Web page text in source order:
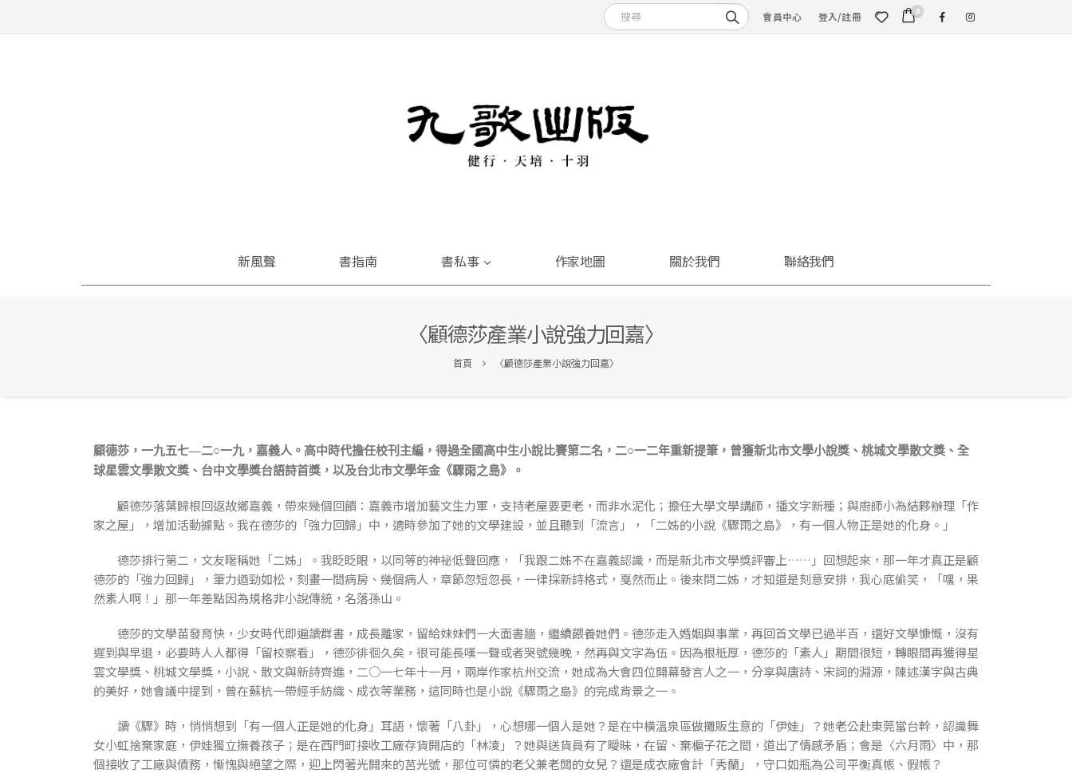
會員中心 登入/註冊 0
新風聲 書指南 書私事 作家地圖 關於我們 聯絡我們
〈顧德莎產業小說強力回嘉〉
首頁 〈顧德莎產業小說強力回嘉〉
顧德莎，一九五七—二○一九，嘉義人。高中時代擔任校刊主編，得過全國高中生小說比賽第二名，二○一二年重新提筆，曾獲新北市文學小說獎、桃城文學散文獎、全
球星雲文學散文獎、台中文學獎台語詩首獎，以及台北市文學年金《驟雨之島》。
顧德莎落葉歸根回返故鄉嘉義，帶來幾個回饋：嘉義市增加藝文生力軍，支持老屋要更老，而非水泥化；擔任大學文學講師，播文字新種；與廚師小為結夥辦理「作
家之屋」，增加活動據點。我在德莎的「強力回歸」中，適時參加了她的文學建設，並且聽到「流言」，「二姊的小說《驟雨之島》，有一個人物正是她的化身。」
德莎排行第二，文友暱稱她「二姊」。我眨眨眼，以同等的神祕低聲回應，「我跟二姊不在嘉義認識，而是新北市文學獎評審上……」回想起來，那一年才真正是顧
德莎的「強力回歸」，筆力遒勁如松，刻畫一間病房、幾個病人，章節忽短忽長，一律採新詩格式，戛然而止。後來問二姊，才知道是刻意安排，我心底偷笑，「嘿，果
然素人啊！」那一年差點因為規格非小說傳統，名落孫山。
德莎的文學苗發育快，少女時代即遍讀群書，成長離家，留給妹妹們一大面書牆，繼續餵養她們。德莎走入婚姻與事業，再回首文學已過半百，還好文學慷慨，沒有
遲到與早退，必要時人人都得「留校察看」，德莎徘徊久矣，很可能長嘆一聲或者哭號幾晚，然再與文字為伍。因為根柢厚，德莎的「素人」期間很短，轉眼間再獲得星
雲文學獎、桃城文學獎，小說、散文與新詩齊進，二○一七年十一月，兩岸作家杭州交流，她成為大會四位開幕發言人之一，分享與唐詩、宋詞的淵源，陳述漢字與古典
的美好，她會議中提到，曾在蘇杭一帶經手紡織、成衣等業務，這同時也是小說《驟雨之島》的完成背景之一。
讀《驟》時，悄悄想到「有一個人正是她的化身」耳語，懷著「八卦」，心想哪一個人是她？是在中橫溫泉區做攤販生意的「伊娃」？她老公赴東莞當台幹，認識舞
女小虹捨棄家庭，伊娃獨立撫養孩子；是在西門町接收工廠存貨開店的「林凌」？她與送貨員有了曖昧，在留、棄槴子花之間，道出了情感矛盾；會是〈六月雨〉中，那
個接收了工廠與債務，慚愧與絕望之際，迎上閃著光開來的莒光號，那位可憐的老父兼老闆的女兒？還是成衣廠會計「秀蘭」，守口如瓶為公司平衡真帳、假帳？